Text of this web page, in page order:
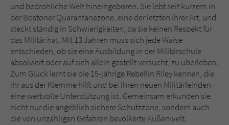
und bedrohliche Welt hineingeboren. Sie lebt seit kurzem in
der Bostoner Quarantänezone, eine der letzten ihrer Art, und
steckt ständig in Schwierigkeiten, da sie keinen Respekt für
das Militär hat. Mit 13 Jahren muss sich jede Waise
entschieden, ob sie eine Ausbildung in der Militärschule
absolviert oder auf sich allein gestellt versucht, zu überleben.
Zum Glück lernt sie die 15-jährige Rebellin Riley kennen, die
ihr aus der Klemme hilft und bei ihren neuen Militärfeinden
eine wertvolle Unterstützung ist. Gemeinsam erkunden sie
nicht nur die angeblich sichere Schutzzone, sondern auch
die von unzähligen Gefahren bevölkerte Außenwelt.
Sicherheitscode des Kontaktformulars zu
überprüfen.